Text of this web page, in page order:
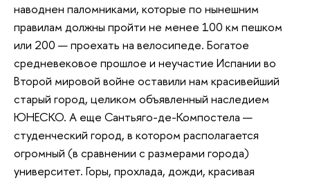
наводнен паломниками, которые по нынешним
правилам должны пройти не менее 100 км пешком
или 200 — проехать на велосипеде. Богатое
средневековое прошлое и неучастие Испании во
Второй мировой войне оставили нам красивейший
старый город, целиком объявленный наследием
ЮНЕСКО. А еще Сантьяго-де-Компостела —
студенческий город, в котором располагается
огромный (в сравнении с размерами города)
университет. Горы, прохлада, дожди, красивая